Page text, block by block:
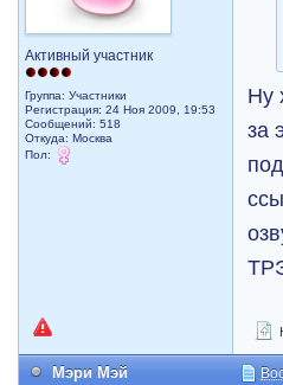
Активный участник
Группа: Участники
Регистрация: 24 Ноя 2009, 19:53
Сообщений: 518
Откуда: Москва
Пол:
Ну
за
Мэри Мэй